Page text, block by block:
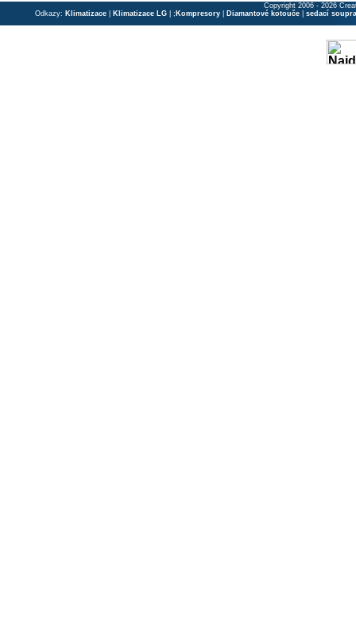
Copyright 2006 - 2026
Odkazy: Klimatizace Klimatizace LG | ; Kompresory Diamantové kotouče sedací